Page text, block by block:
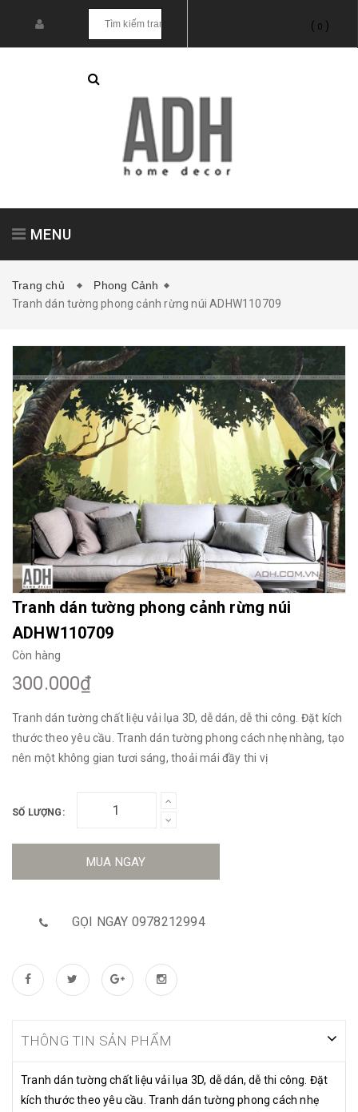
( 0 )
MENU
Tranh treo tường Tranh dán tường
Mua File Tranh Tranh Thực Tế
Thế giới Decor Giới thiệu
Trang chủ
Phong Cảnh
Tranh dán tường phong cảnh rừng núi ADHW110709
Tranh dán tường phong cảnh rừng núi
ADHW110709
Còn hàng
300.000₫
Tranh dán tường chất liệu vải lụa 3D, dễ dán, dễ thi công. Đặt kích
thước theo yêu cầu. Tranh dán tường phong cách nhẹ nhàng, tạo
nên một không gian tươi sáng, thoải mái đầy thi vị
SỐ LƯỢNG:
MUA NGAY
GỌI NGAY 0978212994
THÔNG TIN SẢN PHẨM
Tranh dán tường chất liệu vải lụa 3D, dễ dán, dễ thi công. Đặt
kích thước theo yêu cầu. Tranh dán tường phong cách nhẹ